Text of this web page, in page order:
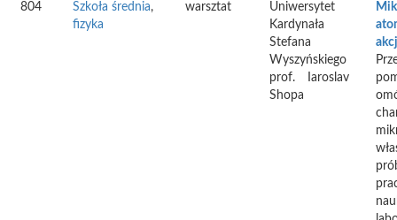
804 Szkoła średnia,
fizyka
warsztat
Uniwersytet
Kardynała
Stefana
Wyszyńskiego
prof.
Iaroslav
Shopa